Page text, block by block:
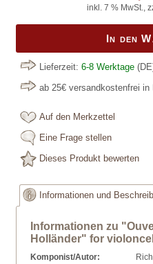
inkl. 7 % MwSt.,
In den
Lieferzeit: 6-8 Werktage
ab 25€ versandkostenfrei in
Auf den Merkzettel
Eine Frage stellen
Dieses Produkt bewerten
Informationen und
Informationen zu
Holländer" for
Komponist/Autor: